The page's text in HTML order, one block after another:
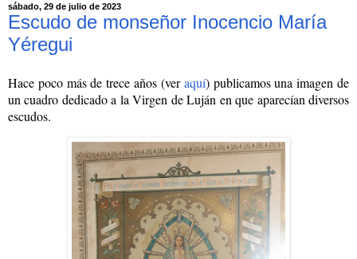
sábado, 29 de julio de 2023
Escudo de monseñor Inocencio María
Yéregui
Hace poco más de trece años (veraquí) publicamos una imagen de
un cuadro dedicado a la Virgen de Luján en que aparecían diversos
escudos.